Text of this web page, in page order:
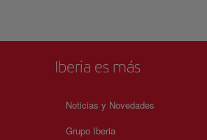
Iberia es más
Noticias y Novedades
Grupo Iberia